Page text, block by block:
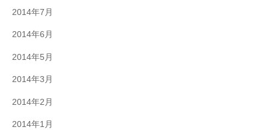
2014年7月
2014年6月
2014年5月
2014年3月
2014年2月
2014年1月